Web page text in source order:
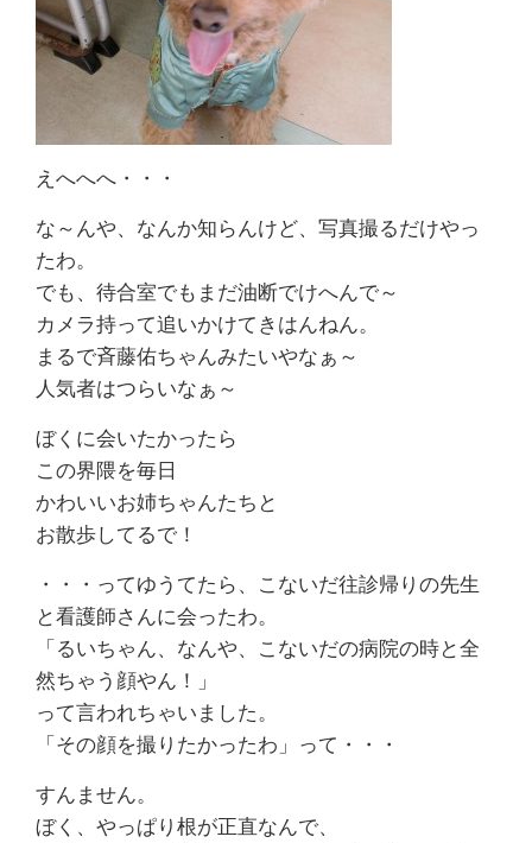
えへへへ・・・
な～んや、なんか知らんけど、写真撮るだけやっ
たわ。
でも、待合室でもまだ油断でけへんで～
カメラ持って追いかけてきはんねん。
まるで斉藤佑ちゃんみたいやなぁ～
人気者はつらいなぁ～
ぼくに会いたかったら
この界隈を毎日
かわいいお姉ちゃんたちと
お散歩してるで！
・・・ってゆうてたら、こないだ往診帰りの先生
と看護師さんに会ったわ。
「るいちゃん、なんや、こないだの病院の時と全
然ちゃう顔やん！」
って言われちゃいました。
「その顔を撮りたかったわ」って・・・
すんません。
ぼく、やっぱり根が正直なんで、